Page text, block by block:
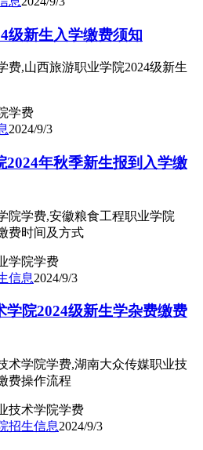
级新生入学缴费须知
费,山西旅游职业学院2024级新生
2024/9/3
2024年秋季新生报到入学缴
院学费,安徽粮食工程职业学院
费时间及方式
信息2024/9/3
学院2024级新生学杂费缴费
术学院学费,湖南大众传媒职业技
费操作流程
招生信息2024/9/3